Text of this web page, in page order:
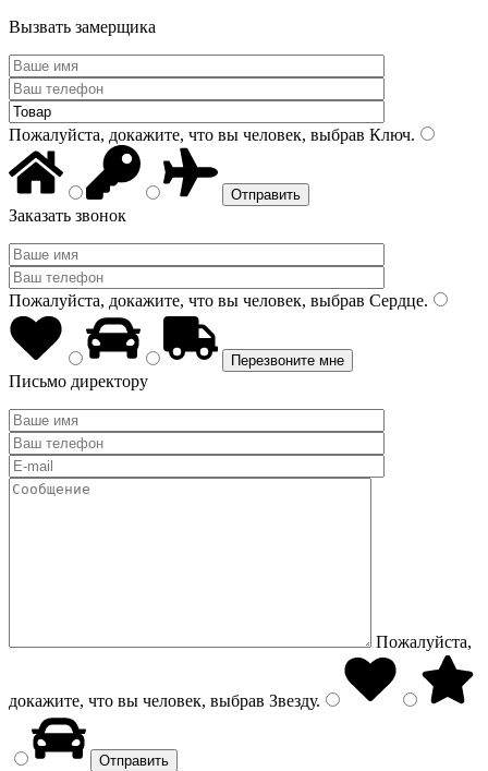
Вызвать замерщика
Пожалуйста, докажите, что вы человек, выбрав Ключ.
Заказать звонок
Пожалуйста, докажите, что вы человек, выбрав Сердце.
Письмо директору
Пожалуйста,
докажите, что вы человек, выбрав Звезду.